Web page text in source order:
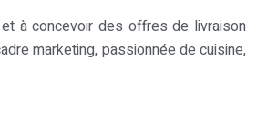
à concevoir des offres de livraison
marketing, passionnée de cuisine,